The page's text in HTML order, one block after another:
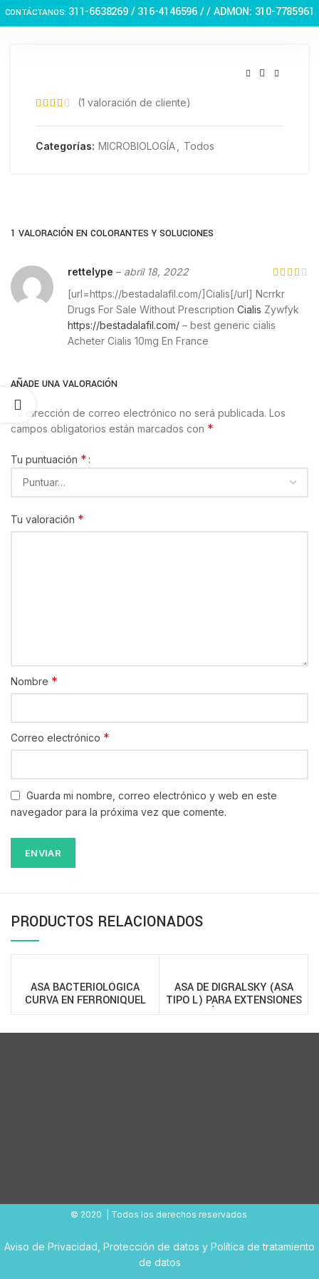
CONTÁCTANOS: 311-6638269 /316-4146596 / / ADMON: 310-7785961
(1 valoración de cliente)
Categorías: MICROBIOLOGÍA Todos
1 VALORACIÓN EN COLORANTES Y SOLUCIONES
rettelype – abril 18, 2022
[url=https://bestadalafil.com/]Cialis[/url] Ncrrkr
Drugs For Sale Without Prescription Cialis Zywfyk
https://bestadalafil.com/ – best generic cialis
Acheter Cialis 10mg En France
AÑADE UNA VALORACIÓN
Tu dirección de correo electrónico no será publicada. Los
campos obligatorios están marcados con *
Tu puntuación *
Tu valoración *
Nombre *
Correo electrónico *
Guarda mi nombre, correo electrónico y web en este
navegador para la próxima vez que comente.
PRODUCTOS RELACIONADOS
ASA BACTERIOLÓGICA
CURVA EN FERRONIQUEL
PAQUETE 12 UND – AS15
ASA DE DIGRALSKY (ASA
TIPO L) PARA EXTENSIONES
ESTÉRIL – 200500
© 2020 | Todos los derechos reservados
Aviso de Privacidad Protección de datos y Política de tratamiento
de datos